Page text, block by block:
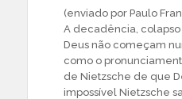
(enviado por Paulo
A decadência,
Deus não começam
como o
de Nietzsche de que
impossível Nietzsche